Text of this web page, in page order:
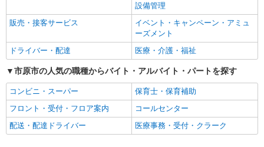
制服貸与
研修制度あり
フリーター歓迎
ブランクOK
週2～3日勤務OK
早朝
深夜
夕方
髪型・髪色自由
髭（ひげ）OK
ネイルOK
車通勤OK
バイク通勤OK
残業ほぼなし
産休・育休取得実績あり
設備管理
販売・接客サービス
イベント・キャンペーン・アミュ
ーズメント
ドライバー・配達
医療・介護・福祉
市原市の人気の職種からバイト・アルバイト・パートを探す
コンビニ・スーパー
保育士・保育補助
フロント・受付・フロア案内
コールセンター
配送・配達ドライバー
医療事務・受付・クラーク